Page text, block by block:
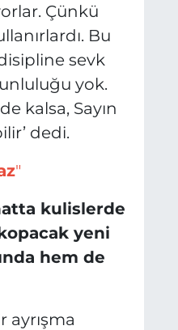
Çünkü
Bu
sevk
yok.
kalsa, Sayın
dedi.
"
kulislerde
yeni
hem de
ayrışma